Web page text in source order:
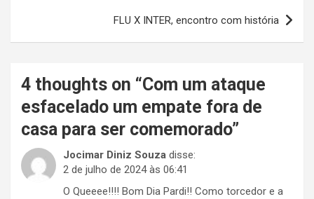
FLU X INTER, encontro com história
4 thoughts on “Com um ataque
esfacelado um empate fora de
casa para ser comemorado”
Jocimar Diniz Souza disse:
2 de julho de 2024 às 06:41
O Queeee!!!! Bom Dia Pardi!! Como torcedor e a